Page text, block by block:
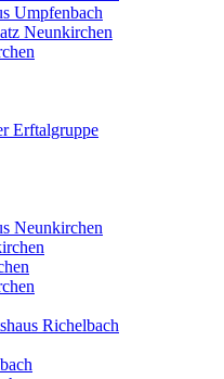
Umpfenbach
Neunkirchen
Erftalgruppe
Neunkirchen
Richelbach